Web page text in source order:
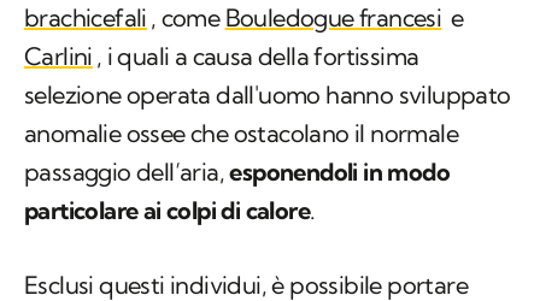
brachicefali , come Bouledogue francesi e
Carlini , i quali a causa della fortissima
selezione operata dall'uomo hanno sviluppato
anomalie ossee che ostacolano il normale
passaggio dell’aria,esponendoli in modo
particolare ai colpi di calore.
Esclusi questi individui, è possibile portare